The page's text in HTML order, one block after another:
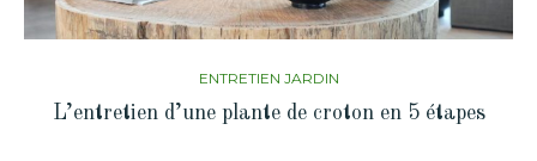
ENTRETIEN JARDIN
L’entretien d’une plante de croton en 5 étapes